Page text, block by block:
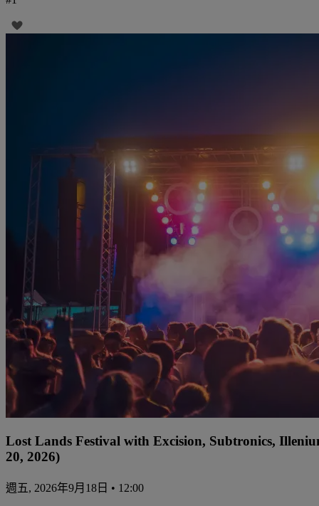
Lost Lands Festival with Excision, Subtronics,
20, 2026)
週五, 2026年9月18日 • 12:00